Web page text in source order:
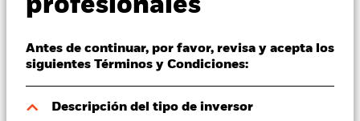
profesionales
Antes de continuar, por favor, revisa y acepta los
siguientes Términos y Condiciones:
Descripción del tipo de inversor
Educación
Profesionales
España
Change location
Valor liquidativo a 07 ago 2026
USD 10,16